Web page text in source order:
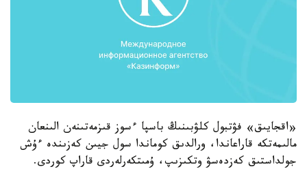
«اقجايىق» فۋتبول كلۋبىنىڭ باسپا ءسوز قىزمەتىنەن الىنعان
مالىمەتكە قاراعاندا، ورالدىق كوماندا سول جيىن كەزىندە ءۇش
جولداستىق كەزدەسۋ وتكىزىپ، ۇمىتكەرلەردى قاراپ كوردى.